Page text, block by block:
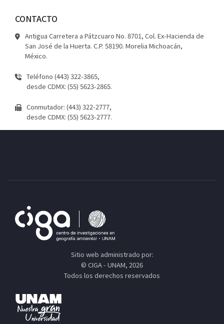
CONTACTO
Antigua Carretera a Pátzcuaro No. 8701, Col. Ex-Hacienda de
San José de la Huerta. C.P. 58190. Morelia Michoacán,
México.
Teléfono (443) 322-3865,
desde CDMX: (55) 5623-2865.
Conmutador: (443) 322-2777,
desde CDMX: (55) 5623-2777.
Sitio web administrado por:
© CIGA - UNAM, 2026
Todos los derechos reservados